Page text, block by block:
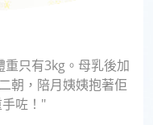
只有3kg。母乳後加
朝，陪月姨姨抱著佢
咗！"